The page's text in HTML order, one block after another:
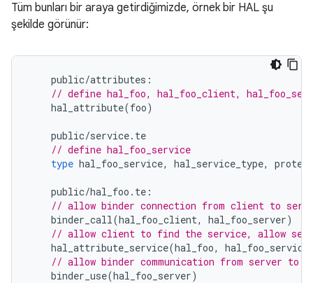
Tüm bunları bir araya getirdiğimizde, örnek bir HAL şu
şekilde görünür:
public/attributes :
// define hal_foo, hal_foo_client,
hal_attribute(foo)
public/service. te
// define hal_foo_service
type hal_foo_service, hal_service_type,
public/hal_foo . te :
// allow binder connection from client to
binder_call(hal_foo_client, hal_foo_server)
// allow client to find the service, allow
hal_attribute_service(hal_foo, hal_foo_service
// allow binder communication from server to
binder_use(hal_foo_server)